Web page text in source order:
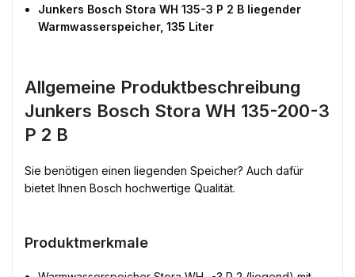
Junkers Bosch Stora WH 135-3 P 2 B liegender
Warmwasserspeicher, 135 Liter
Allgemeine Produktbeschreibung
Junkers Bosch Stora WH 135-200-3
P 2 B
Sie benötigen einen liegenden Speicher? Auch dafür
bietet Ihnen Bosch hochwertige Qualität.
Produktmerkmale